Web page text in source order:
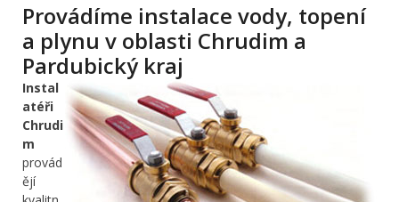
Provádíme instalace vody, topení
a plynu v oblasti Chrudim a
Pardubický kraj
Instal
atéři
Chrudi
m
provád
ějí